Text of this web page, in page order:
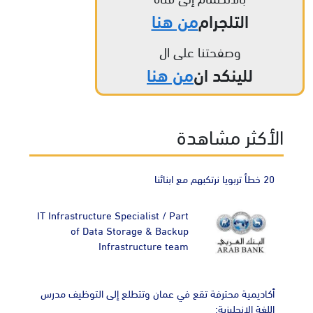
التلجراممن هنا
وصفحتنا على ال
للينكد انمن هنا
الأكثر مشاهدة
20 خطأ تربويا نرتكبهم مع ابنائنا
IT Infrastructure Specialist / Part
of Data Storage & Backup
Infrastructure team
أكاديمية محترفة تقع في عمان وتتطلع إلى التوظيف مدرس
اللغة الإنجليزية: